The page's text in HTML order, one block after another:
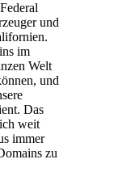
und
im
Welt
und
Das
weit
immer
zu